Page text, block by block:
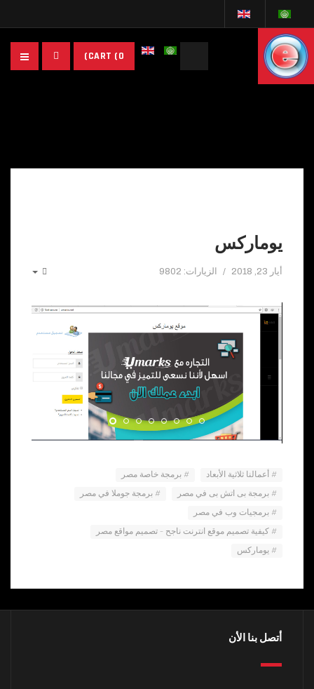
CART (0)
يوماركس
أيار 23, 2018 الزيارات: 9802
أعمالنا ثلاثية الأبعاد
برمجة خاصة مصر
برمجة بى اتش بى في مصر
برمجة جوملا في مصر
برمجيات وب في مصر
كيفية تصميم موقع انترنت ناجح – تصميم مواقع مصر
يوماركس
أتصل بنا الأن